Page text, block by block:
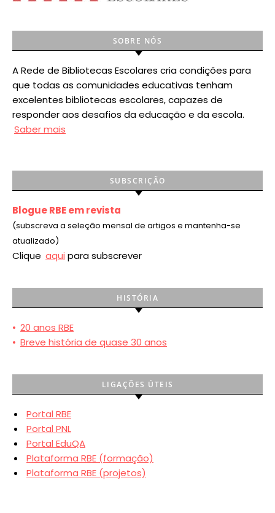
SOBRE NÓS
A Rede de Bibliotecas Escolares cria condições para
que todas as comunidades educativas tenham
excelentes bibliotecas escolares, capazes de
responder aos desafios da educação e da escola.
Saber mais
SUBSCRIÇÃO
Blogue RBE em revista
(subscreva a seleção mensal de artigos e mantenha-se
atualizado)
Clique aqui para subscrever
HISTÓRIA
• 20 anos RBE
• Breve história de quase 30 anos
LIGAÇÕES ÚTEIS
Portal RBE
Portal PNL
Portal EduQA
Plataforma RBE (formação)
Plataforma RBE (projetos)